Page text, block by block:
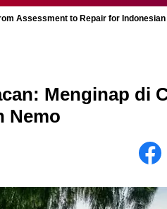
Assessment to Repair for
Menginap di
Nemo